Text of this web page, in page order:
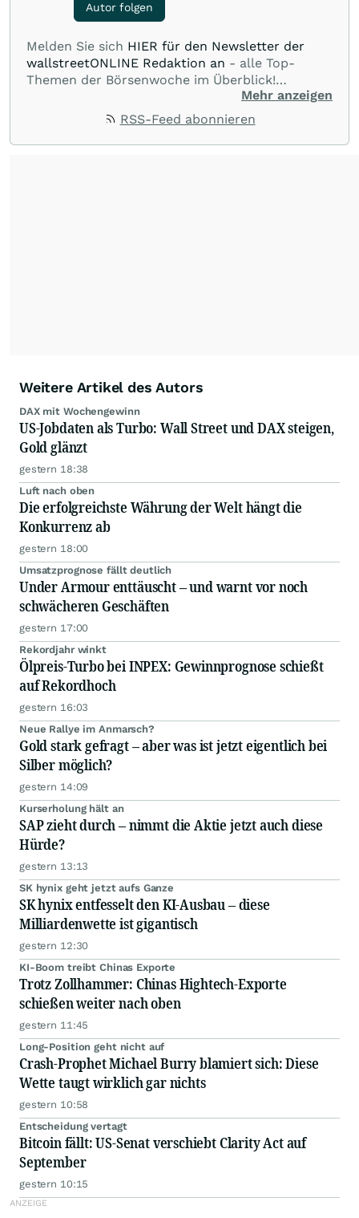
Autor folgen
Melden Sie sich HIER für den Newsletter der
wallstreetONLINE Redaktion an - alle Top-
Themen der Börsenwoche im Überblick!
Verpassen Sie kein wichtiges Anleger-Thema!Für
Beiträge auf diesem journalistischen Channel ist
Redaktion verantwortlich. Die Fachjournalisten
Mehr anzeigen
RSS-Feed abonnieren
Weitere Artikel des Autors
DAX mit Wochengewinn
US-Jobdaten als Turbo: Wall Street und DAX steigen,
Gold glänzt
gestern 18:38
Luft nach oben
Die erfolgreichste Währung der Welt hängt die
Konkurrenz ab
gestern 18:00
Umsatzprognose fällt deutlich
Under Armour enttäuscht – und warnt vor noch
schwächeren Geschäften
gestern 17:00
Rekordjahr winkt
Ölpreis-Turbo bei INPEX: Gewinnprognose schießt
auf Rekordhoch
gestern 16:03
Neue Rallye im Anmarsch?
Gold stark gefragt – aber was ist jetzt eigentlich bei
Silber möglich?
gestern 14:09
Kurserholung hält an
SAP zieht durch – nimmt die Aktie jetzt auch diese
Hürde?
gestern 13:13
SK hynix geht jetzt aufs Ganze
SK hynix entfesselt den KI-Ausbau – diese
Milliardenwette ist gigantisch
gestern 12:30
KI-Boom treibt Chinas Exporte
Trotz Zollhammer: Chinas Hightech-Exporte
schießen weiter nach oben
gestern 11:45
Long-Position geht nicht auf
Crash-Prophet Michael Burry blamiert sich: Diese
Wette taugt wirklich gar nichts
gestern 10:58
Entscheidung vertagt
Bitcoin fällt: US-Senat verschiebt Clarity Act auf
September
gestern 10:15